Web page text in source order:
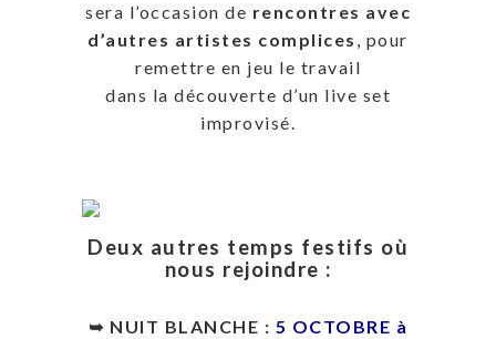
sera l’occasion de rencontres avec
d’autres artistes complices , pour
remettre en jeu le travail
dans la découverte d’un live set
improvisé.
Deux autres temps festifs où
nous rejoindre :
➥ NUIT BLANCHE : 5 OCTOBRE à